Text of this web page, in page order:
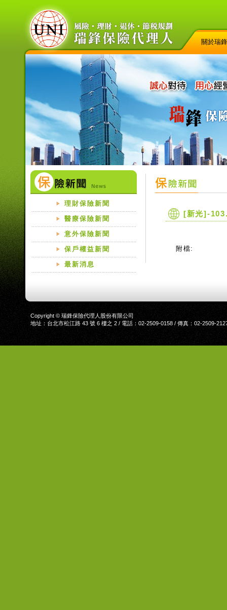
關於瑞鋒
理財保險新聞
醫療保險新聞
意外保險新聞
保戶權益新聞
最新消息
[新光]-
附檔:
Copyright © 瑞鋒保險代理人股份有限公司
地址：台北市松江路 43 號 6 樓之 2 / 電話：02-2509-0158 / 傳真：02-2509-